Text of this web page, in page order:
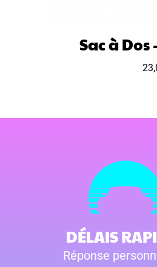
Sac à Dos
DÉLAIS
Réponse